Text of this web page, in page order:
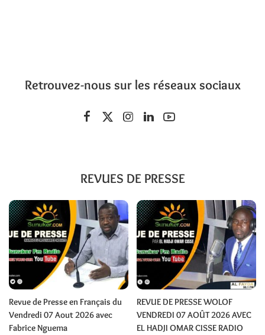
Retrouvez-nous sur les réseaux sociaux
REVUES DE PRESSE
Revue de Presse en Français du
Vendredi 07 Aout 2026 avec
Fabrice Nguema
REVUE DE PRESSE WOLOF
VENDREDI 07 AOÛT 2026 AVEC
EL HADJI OMAR CISSE RADIO